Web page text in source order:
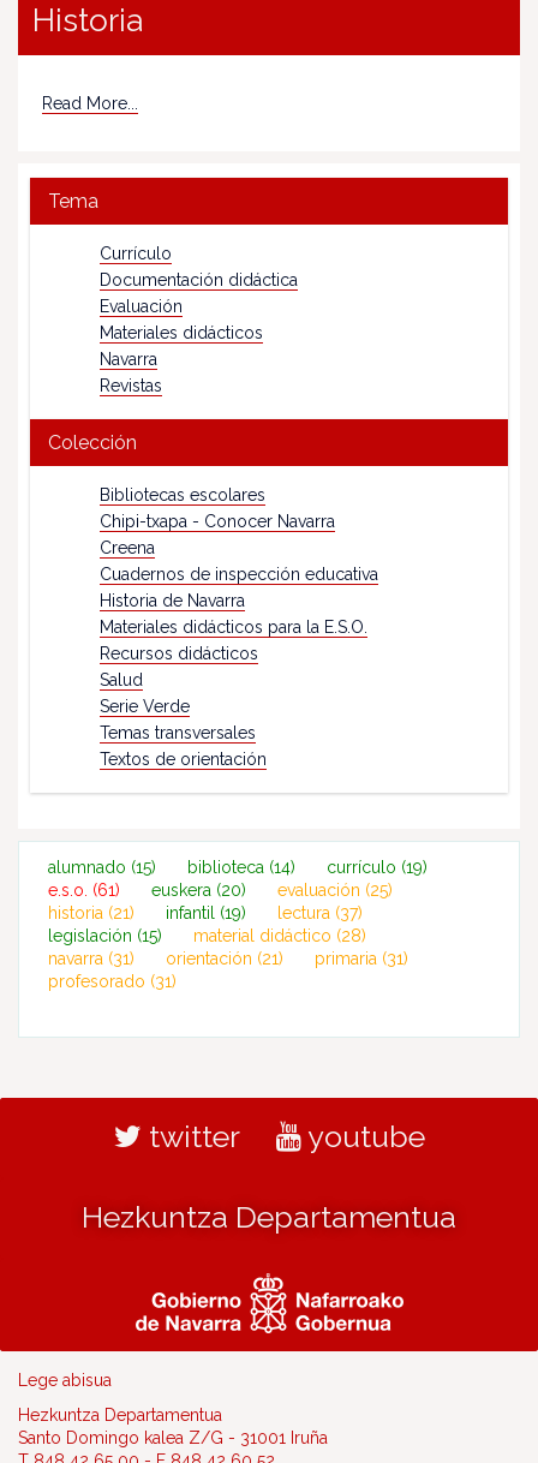
Historia
Read More...
Tema
Currículo
Documentación didáctica
Evaluación
Materiales didácticos
Navarra
Revistas
Colección
Bibliotecas escolares
Chipi-txapa - Conocer Navarra
Creena
Cuadernos de inspección educativa
Historia de Navarra
Materiales didácticos para la E.S.O.
Recursos didácticos
Salud
Serie Verde
Temas transversales
Textos de orientación
alumnado (15) biblioteca (14) currículo (19)
e.s.o. (61) euskera (20) evaluación (25)
historia (21) infantil (19) lectura (37)
legislación (15) material didáctico (28)
navarra (31) orientación (21) primaria (31)
profesorado (31)
twitter youtube
Hezkuntza Departamentua
Lege abisua
Hezkuntza Departamentua
Santo Domingo kalea Z/G - 31001 Iruña